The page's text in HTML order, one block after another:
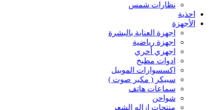
نظارات شمس
احذية
الأجهزة
اجهزة العناية بالبشرة
اجهزة رياضية
اجهزي أخري
ادوات مطبخ
اكسسوارات الموبيل
سبيكر ( مكبر صوت )
سماعات هاتف
شواحن
منتجات إزاله الشعر